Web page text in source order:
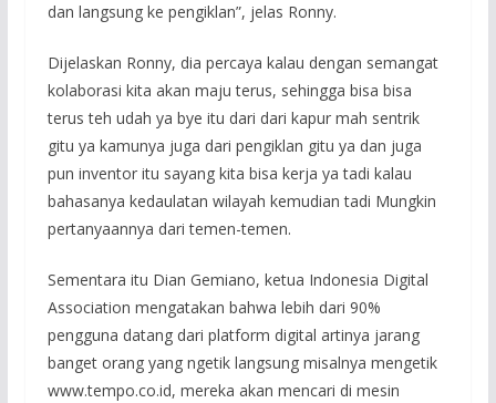
dan langsung ke pengiklan”, jelas Ronny.
Dijelaskan Ronny, dia percaya kalau dengan semangat
kolaborasi kita akan maju terus, sehingga bisa bisa
terus teh udah ya bye itu dari dari kapur mah sentrik
gitu ya kamunya juga dari pengiklan gitu ya dan juga
pun inventor itu sayang kita bisa kerja ya tadi kalau
bahasanya kedaulatan wilayah kemudian tadi Mungkin
pertanyaannya dari temen-temen.
Sementara itu Dian Gemiano, ketua Indonesia Digital
Association mengatakan bahwa lebih dari 90%
pengguna datang dari platform digital artinya jarang
banget orang yang ngetik langsung misalnya mengetik
www.tempo.co.id, mereka akan mencari di mesin